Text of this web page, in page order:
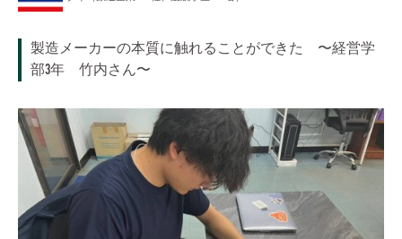
製造メーカーの本質に触れることができた 〜経営学
部3年 竹内さん〜